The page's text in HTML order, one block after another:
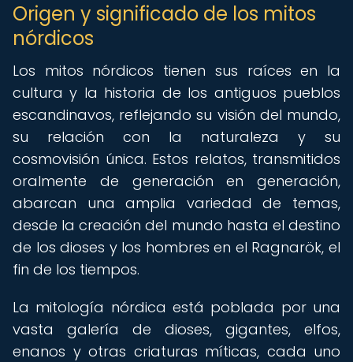
Origen y significado de los mitos
nórdicos
Los mitos nórdicos tienen sus raíces en la
cultura y la historia de los antiguos pueblos
escandinavos, reflejando su visión del mundo,
su relación con la naturaleza y su
cosmovisión única. Estos relatos, transmitidos
oralmente de generación en generación,
abarcan una amplia variedad de temas,
desde la creación del mundo hasta el destino
de los dioses y los hombres en el Ragnarök, el
fin de los tiempos.
La mitología nórdica está poblada por una
vasta galería de dioses, gigantes, elfos,
enanos y otras criaturas míticas, cada uno